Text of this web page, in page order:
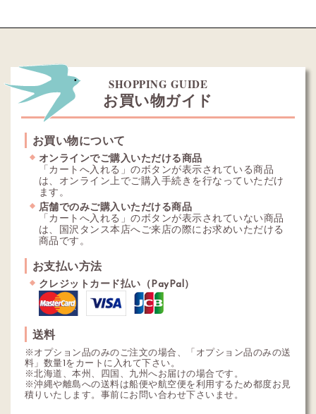
SHOPPING GUIDE
お買い物ガイド
お買い物について
オンラインでご購入いただける商品
「カートへ入れる」のボタンが表示されている商品
は、オンライン上でご購入手続きを行なっていただけ
ます。
店舗でのみご購入いただける商品
「カートへ入れる」のボタンが表示されていない商品
は、国沢タンス本店へご来店の際にお求めいただける
商品です。
お支払い方法
クレジットカード払い（PayPal）
送料
※オプション品のみのご注文の場合、「オプション品のみの送
料」数量1をカートに入れて下さい。
※北海道、本州、四国、九州へお届けの場合です。
※沖縄や離島への送料は船便や航空便を利用するため都度お見
積りいたします。事前にお問い合わせ下さいませ。